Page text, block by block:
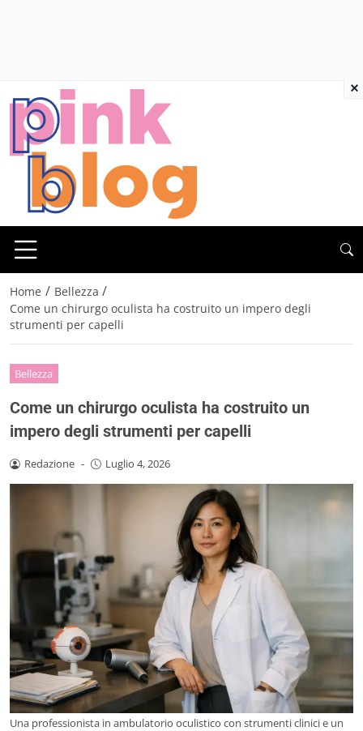
Home / Bellezza /
Come un chirurgo oculista ha costruito un impero degli
strumenti per capelli
Bellezza
Come un chirurgo oculista ha costruito un
impero degli strumenti per capelli
Redazione - Luglio 4, 2026
Una professionista in ambulatorio oculistico con strumenti clinici e un
×